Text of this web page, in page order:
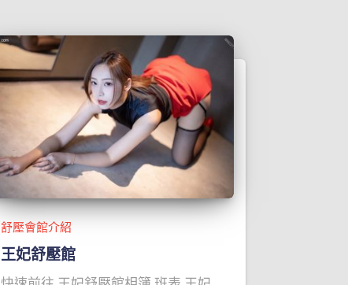
舒壓會館介紹
王妃舒壓館